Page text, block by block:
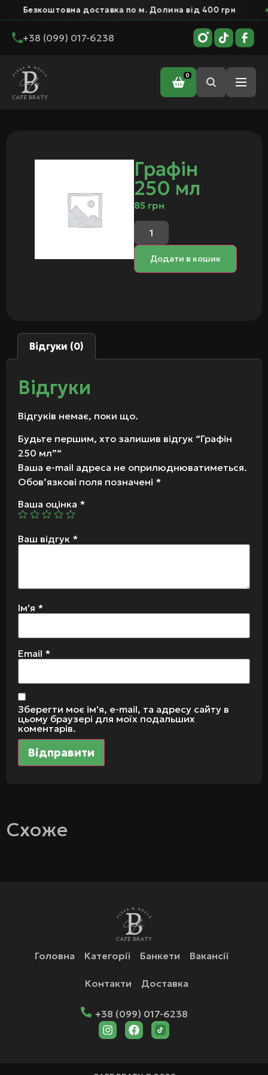
Безкоштовна доставка по м. Долина від 400 грн
+38 (099) 017-6238
0
Головна / Графін 250 мл
Графін
250 мл
85 грн
Додати в кошик
Відгуки (0)
Відгуки
Відгуків немає, поки що.
Будьте першим, хто залишив відгук “Графін
250 мл”“
Ваша e-mail адреса не оприлюднюватиметься.
Обов’язкові поля позначені *
Ваша оцінка *
Ваш відгук *
Ім'я *
Email *
Зберегти моє ім'я, e-mail, та адресу сайту в
цьому браузері для моїх подальших
коментарів.
Схоже
Головна Категорії Банкети Вакансії
Контакти Доставка
+38 (099) 017-6238